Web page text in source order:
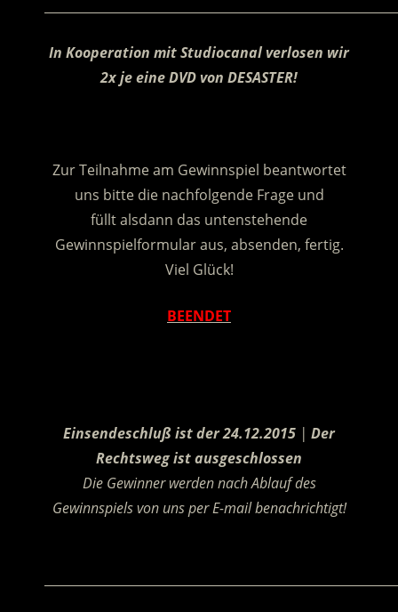
In Kooperation mit Studiocanal verlosen wir
2x je eine DVD von DESASTER!
Zur Teilnahme am Gewinnspiel beantwortet
uns bitte die nachfolgende Frage und
füllt alsdann das untenstehende
Gewinnspielformular aus, absenden, fertig.
Viel Glück!
BEENDET
Einsendeschluß ist der 24.12.2015 | Der
Rechtsweg ist ausgeschlossen
Die Gewinner werden nach Ablauf des
Gewinnspiels von uns per E-mail benachrichtigt!